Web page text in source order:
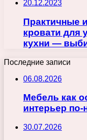
20.12.2023
Практичные
кровати для
кухни —
Последние записи
06.08.2026
Мебель как
интерьер
30.07.2026